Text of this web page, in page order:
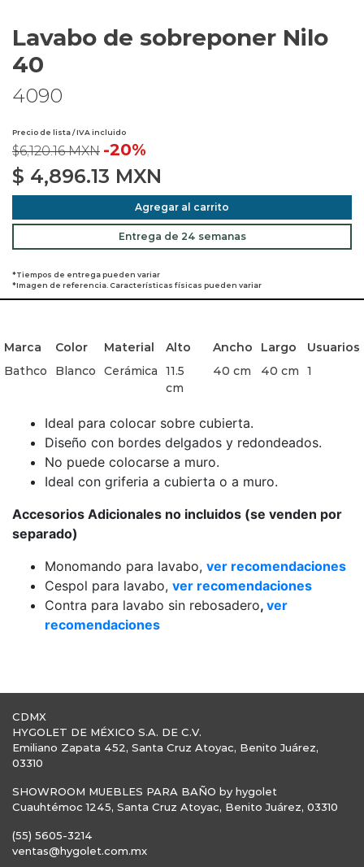
Lavabo de sobreponer Nilo
40
4090
Precio de lista / IVA incluido
$6,120.16 MXN -20%
$ 4,896.13 MXN
Agregar al carrito
Entrega de 24 semanas
*Tiempos de entrega pueden variar
*Imagen de referencia. Características físicas pueden variar
Marca Color Material Alto Ancho Largo
Usuarios
Bathco
Blanco Cerámica
11.5
cm
40 cm 40 cm 1
Ideal para colocar sobre cubierta.
Diseño con bordes delgados y redondeados.
No puede colocarse a muro.
Ideal con griferia a cubierta o a muro.
Accesorios Adicionales no incluidos (se venden por
separado)
Monomando para lavabo, ver recomendaciones
Cespol para lavabo, ver recomendaciones
Contra para lavabo sin rebosadero, ver
recomendaciones
CDMX
HYGOLET DE MÉXICO S.A. DE C.V.
Emiliano Zapata 452, Santa Cruz Atoyac, Benito Juárez,
03310
SHOWROOM MUEBLES PARA BAÑO by hygolet
Cuauhtémoc 1245, Santa Cruz Atoyac, Benito Juárez, 03310
(55) 5605-3214
ventas@hygolet.com.mx